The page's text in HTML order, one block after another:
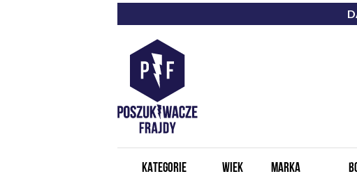
KATEGORIE WIEK MARKA